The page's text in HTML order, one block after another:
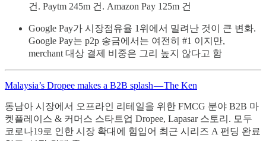
건. Paytm 245m 건. Amazon Pay 125m 건
Google Pay가 시장점유율 1위에서 밀려난 것이 큰 변화.
Google Pay는 p2p 송금에서는 여전히 #1 이지만,
merchant 대상 결제 비중은 그리 높지 않다고 함
Malaysia’s Dropee makes a B2B splash — The Ken
동남아 시장에서 오프라인 리테일을 위한 FMCG 분야 B2B 마
켓플레이스 & 커머스 스타트업 Dropee, Lapasar 스토리. 모두
코로나19로 인한 시장 확대에 힘입어 최근 시리즈 A 펀딩 완료